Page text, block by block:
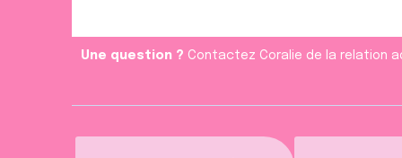
Une question ? Contactez Coralie de la relation